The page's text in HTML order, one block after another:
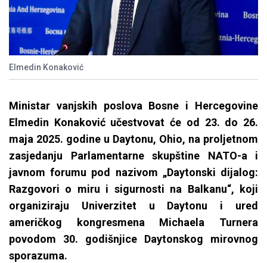
Elmedin Konaković
Ministar vanjskih poslova Bosne i Hercegovine
Elmedin Konaković učestvovat će od 23. do 26.
maja 2025. godine u Daytonu, Ohio, na proljetnom
zasjedanju Parlamentarne skupštine NATO-a i
javnom forumu pod nazivom „Daytonski dijalog:
Razgovori o miru i sigurnosti na Balkanu“, koji
organiziraju Univerzitet u Daytonu i ured
američkog kongresmena Michaela Turnera
povodom 30. godišnjice Daytonskog mirovnog
sporazuma.